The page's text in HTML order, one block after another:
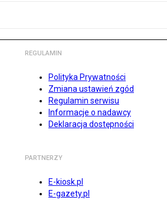
REGULAMIN
Polityka Prywatności
Zmiana ustawień zgód
Regulamin serwisu
Informacje o nadawcy
Deklaracja dostępności
PARTNERZY
E-kiosk.pl
E-gazety.pl